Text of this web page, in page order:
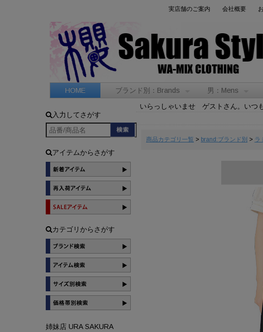
実店舗のご案内 会社概要
HOME ブランド別：Brands 男：Mens
入力してさがす
アイテムからさがす
カテゴリからさがす
姉妹店 URA SAKURA
いらっしゃいませ ゲストさん。いつ
商品カテゴリ一覧 > brand:ブランド別 > ラ